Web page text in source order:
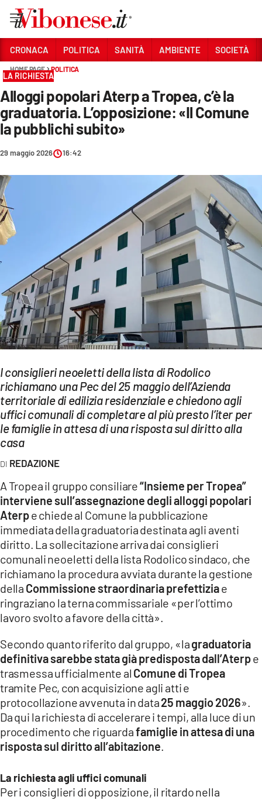
Sezioni
CRONACA
POLITICA
ECONOMIA E LAVORO
EVENTI
SPORT
Streaming
LAC TV
LAC NETWORK
LAC ONAIR
LaC
Network
LACPLAY.IT
LACTV.IT
LACONAIR.IT
LACITYMAG.IT
ILREGGINO.IT
COSENZACHANNEL.IT
ILVIBONESE.IT
CATANZAROCHANNEL.IT
LACAPITALENEWS.IT
App
ANDROID
APPLE
CRONACA POLITICA SANITÀ AMBIENTE SOCIETÀ
HOME PAGE POLITICA
LA RICHIESTA
Alloggi popolari Aterp a Tropea, c’è la
graduatoria. L’opposizione: «Il Comune
la pubblichi subito»
29 maggio 2026 16:42
I consiglieri neoeletti della lista di Rodolico
richiamano una Pec del 25 maggio dell’Azienda
territoriale di edilizia residenziale e chiedono agli
uffici comunali di completare al più presto l’iter per
le famiglie in attesa di una risposta sul diritto alla
casa
REDAZIONE
A Tropea il gruppo consiliare“Insieme per Tropea”
interviene sull’assegnazione degli alloggi popolari
Aterpe chiede al Comune la pubblicazione
immediata della graduatoria destinata agli aventi
diritto. La sollecitazione arriva dai consiglieri
comunali neoeletti della lista Rodolico sindaco, che
richiamano la procedura avviata durante la gestione
della Commissione straordinaria prefettiziae
ringraziano la terna commissariale «per l’ottimo
lavoro svolto a favore della città».
Secondo quanto riferito dal gruppo, «lagraduatoria
definitiva sarebbe stata già predisposta dall’Aterpe
trasmessa ufficialmente al Comune di Tropea
tramite Pec, con acquisizione agli atti e
protocollazione avvenuta in data25 maggio 2026».
Da qui la richiesta di accelerare i tempi, alla luce di un
procedimento che riguardafamiglie in attesa di una
risposta sul diritto all’abitazione.
La richiesta agli uffici comunali
Per i consiglieri di opposizione, il ritardo nella